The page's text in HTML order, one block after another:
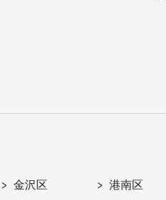
金沢区 港南区